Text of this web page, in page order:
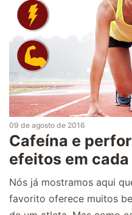
09 de agosto de 2016
Cafeína e
efeitos em
Nós já mostramos aqui
favorito oferece muitos